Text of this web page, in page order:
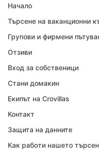
Начало
Търсене на ваканционни
Групови и фирмени
Отзиви
Вход за собственици
Стани домакин
Екипът на Crovillas
Контакт
Защита на данните
Как работи нашето